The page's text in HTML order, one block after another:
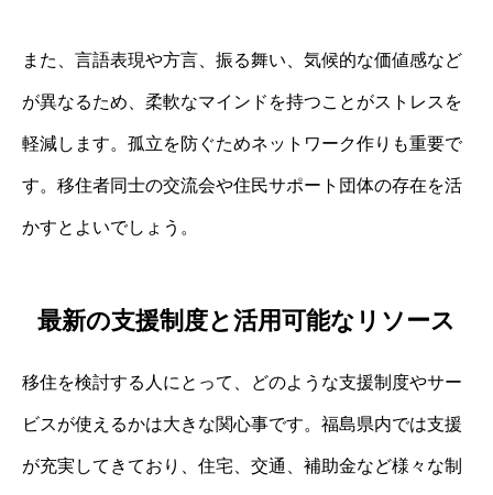
また、言語表現や方言、振る舞い、気候的な価値感など
が異なるため、柔軟なマインドを持つことがストレスを
軽減します。孤立を防ぐためネットワーク作りも重要で
す。移住者同士の交流会や住民サポート団体の存在を活
かすとよいでしょう。
最新の支援制度と活用可能なリソース
移住を検討する人にとって、どのような支援制度やサー
ビスが使えるかは大きな関心事です。福島県内では支援
が充実してきており、住宅、交通、補助金など様々な制